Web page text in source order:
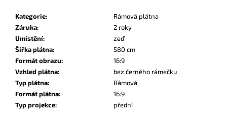
Kategorie:
Rámová plátna
Záruka:
2 roky
Umístění:
zeď
Šířka plátna:
580 cm
Formát obrazu:
16:9
Vzhled plátna:
bez černého rámečku
Typ plátna:
Rámová
Formát plátna:
16:9
Typ projekce: přední